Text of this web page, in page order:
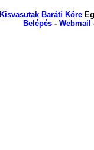
Kisvasutak Baráti Köre
Belépés - Webmail